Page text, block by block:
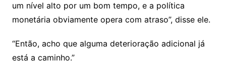
um nível alto por um bom tempo, e a política
monetária obviamente opera com atraso”, disse ele.
“Então, acho que alguma deterioração adicional já
está a caminho.”